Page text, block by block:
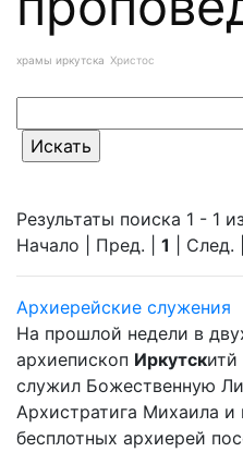
храмы иркутска Христос
Результаты поиска 1 - 1
Начало | Пред. | 1 | След.
Архиерейские служения
На прошлой недели в
архиепископ Иркутск
служил Божественную
Архистратига Михаила
бесплотных архиерей